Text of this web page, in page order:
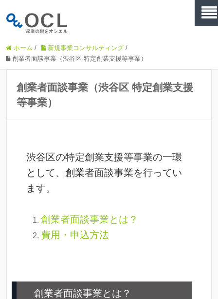
ホーム / 新規事業コンサルティング /
創業者面談事業（渋谷区 特定創業支援等事業）
創業者面談事業（渋谷区 特定創業支援
等事業）
渋谷区の特定創業支援等事業の一環
として、創業者面談事業を行ってい
ます。
創業者面談事業とは？
費用・申込方法
創業者面談事業とは？